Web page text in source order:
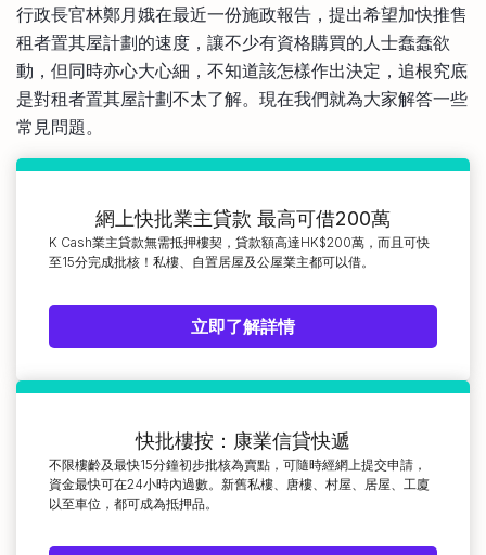
比較定存利率
信用卡
比較各種最優惠信用卡
手機App與理財資訊
商業解決方案
行政長官林鄭月娥在最近一份施政報告，提出希望加快推售
租者置其屋計劃的速度，讓不少有資格購買的人士蠢蠢欲
動，但同時亦心大心細，不知道該怎樣作出決定，追根究底
是對租者置其屋計劃不太了解。現在我們就為大家解答一些
常見問題。
網上快批業主貸款 最高可借200萬
K Cash業主貸款無需抵押樓契，貸款額高達HK$200萬，而且可快
至15分完成批核！私樓、自置居屋及公屋業主都可以借。
立即了解詳情
快批樓按：康業信貸快遞
不限樓齡及最快15分鐘初步批核為賣點，可隨時經網上提交申請，
資金最快可在24小時內過數。新舊私樓、唐樓、村屋、居屋、工廈
以至車位，都可成為抵押品。